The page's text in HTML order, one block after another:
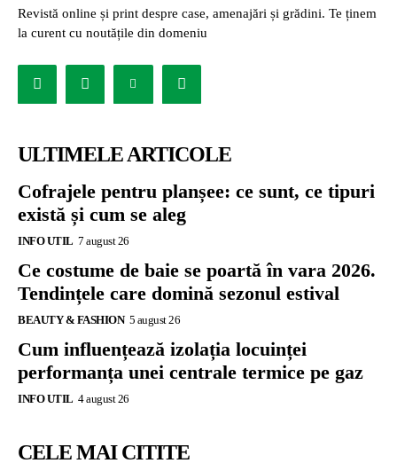
Revistă online și print despre case, amenajări și grădini. Te ținem
la curent cu noutățile din domeniu
ULTIMELE ARTICOLE
Cofrajele pentru planșee: ce sunt, ce tipuri
există și cum se aleg
INFO UTIL 7 august 26
Ce costume de baie se poartă în vara 2026.
Tendințele care domină sezonul estival
BEAUTY & FASHION 5 august 26
Cum influențează izolația locuinței
performanța unei centrale termice pe gaz
INFO UTIL 4 august 26
CELE MAI CITITE